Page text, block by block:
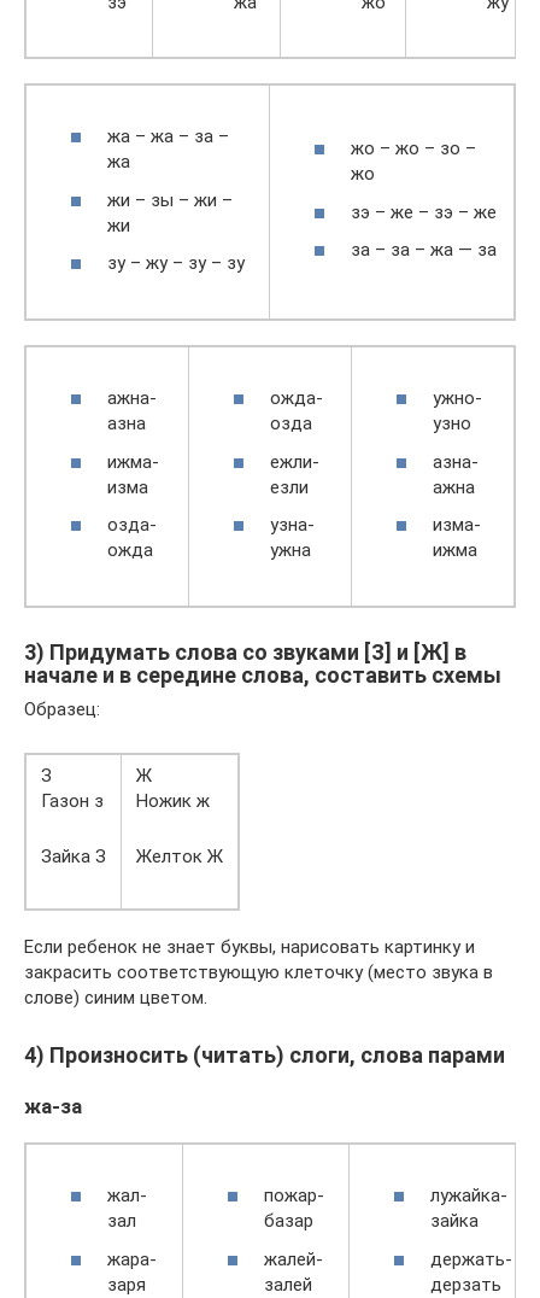
жа – жа – за –
жа
жи – зы – жи –
жи
зу – жу – зу – зу
жо – жо – зо –
жо
зэ – же – зэ – же
за – за – жа — за
ажна-
азна
ижма-
изма
озда-
ожда
ожда-
озда
ежли-
езли
узна-
ужна
ужно-
узно
азна-
ажна
изма-
ижма
3) Придумать слова со звуками [З] и [Ж] в
начале и в середине слова, составить схемы
Образец:
З
Газон з
Зайка З
Ж
Ножик ж
Желток Ж
Если ребенок не знает буквы, нарисовать картинку и
закрасить соответствующую клеточку (место звука в
слове) синим цветом.
4) Произносить (читать) слоги, слова парами
жа-за
жал-
зал
жара-
заря
пожар-
базар
жалей-
залей
лужайка-
зайка
держать-
дерзать